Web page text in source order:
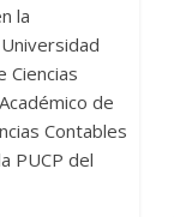
la
Ciencias
de
Contables
PUCP del